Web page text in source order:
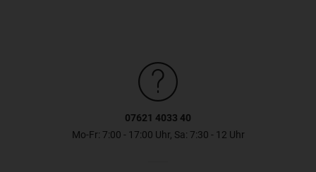
07621 4033 40
Mo-Fr: 7:00 - 17:00 Uhr, Sa: 7:30 - 12 Uhr